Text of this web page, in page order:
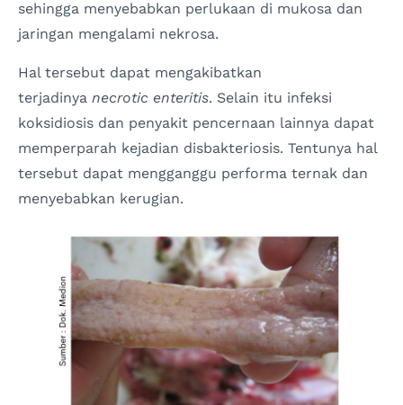
sehingga menyebabkan perlukaan di mukosa dan
jaringan mengalami nekrosa.
Hal tersebut dapat mengakibatkan
terjadinya necrotic enteritis. Selain itu infeksi
koksidiosis dan penyakit pencernaan lainnya dapat
memperparah kejadian disbakteriosis. Tentunya hal
tersebut dapat mengganggu performa ternak dan
menyebabkan kerugian.